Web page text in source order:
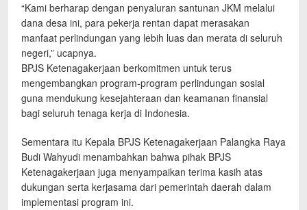
“Kami berharap dengan penyaluran santunan JKM melalui
dana desa ini, para pekerja rentan dapat merasakan
manfaat perlindungan yang lebih luas dan merata di seluruh
negeri,” ucapnya.
BPJS Ketenagakerjaan berkomitmen untuk terus
mengembangkan program-program perlindungan sosial
guna mendukung kesejahteraan dan keamanan finansial
bagi seluruh tenaga kerja di Indonesia.
Sementara itu Kepala BPJS Ketenagakerjaan Palangka Raya
Budi Wahyudi menambahkan bahwa pihak BPJS
Ketenagakerjaan juga menyampaikan terima kasih atas
dukungan serta kerjasama dari pemerintah daerah dalam
implementasi program ini.